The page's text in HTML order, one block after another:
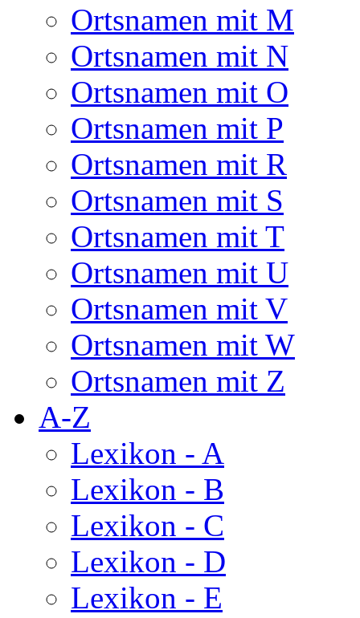
Ortsnamen mit M
Ortsnamen mit N
Ortsnamen mit O
Ortsnamen mit P
Ortsnamen mit R
Ortsnamen mit S
Ortsnamen mit T
Ortsnamen mit U
Ortsnamen mit V
Ortsnamen mit W
Ortsnamen mit Z
A-Z
Lexikon - A
Lexikon - B
Lexikon - C
Lexikon - D
Lexikon - E